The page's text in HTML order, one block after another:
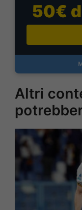
50€
Altri